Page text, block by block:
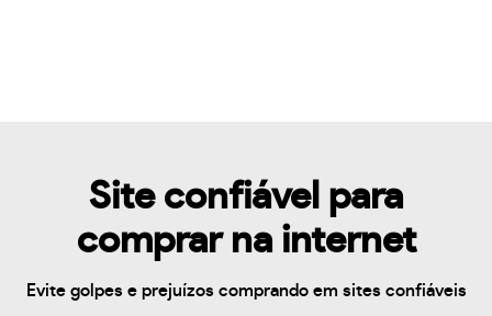
Site confiável para
comprar na internet
Evite golpes e prejuízos comprando em sites confiáveis